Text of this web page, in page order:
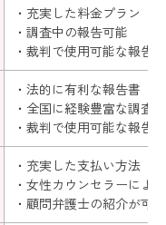
・充実した料金プラン
・調査中の報告可能
・裁判で使用可能な報告書
・法的に有利な報告書
・全国に経験豊富な調査
・裁判で使用可能な報告書
・充実した支払い方法
・女性カウンセラーによ
・顧問弁護士の紹介が可能